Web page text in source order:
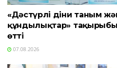
«Дәстүрлі діни таным
құндылықтар»
өтті
07.08.2026